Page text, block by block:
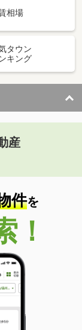
相場
タウン
キング
産
件を
！